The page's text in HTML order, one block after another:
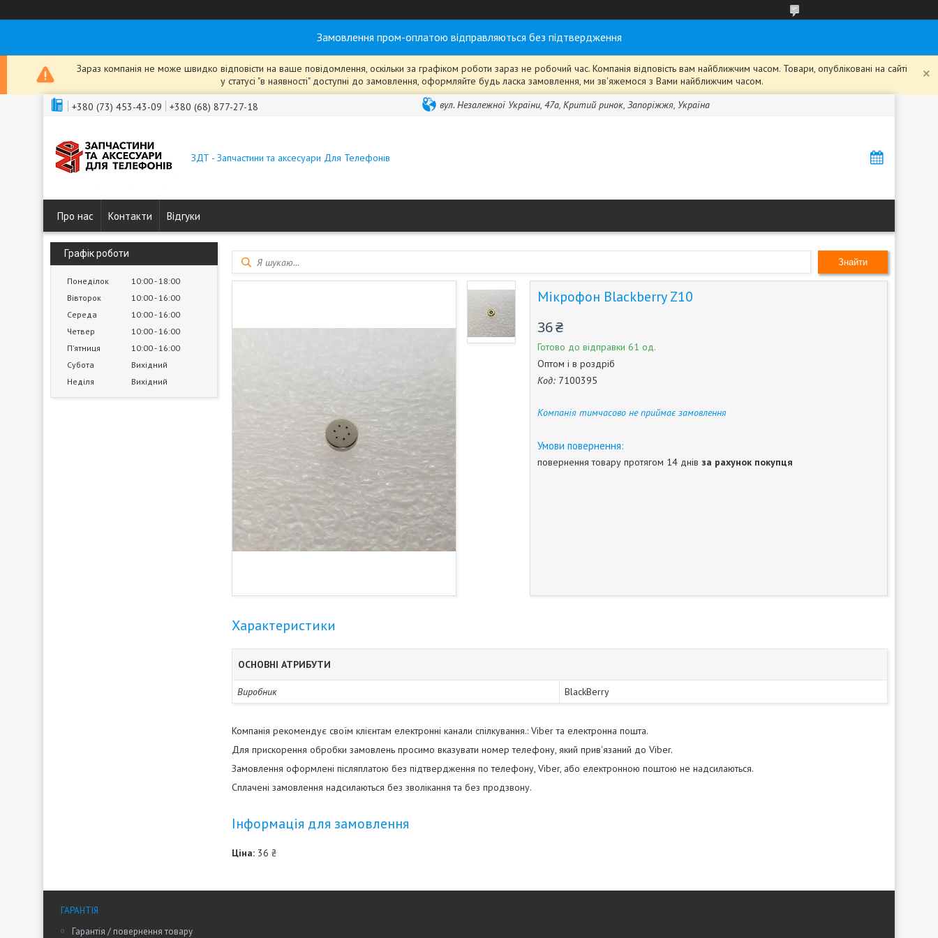
Замовлення пром-оплатою відправляються без підтвердження
Зараз компанія не може швидко відповісти на ваше повідомлення, оскільки за графіком роботи зараз не робочий час. Компанія відповість вам найближчим часом. Товари, опубліковані на сайті
у статусі "в наявності" доступні до замовлення, оформляйте будь ласка замовлення, ми зв'яжемося з Вами найближчим часом.
+380 (73) 453-43-09 +380 (68) 877-27-18 вул. Незалежної України, 47а, Критий ринок, Запоріжжя, Україна
ЗДТ - Запчастини та аксесуари Для Телефонів
Про нас Контакти Відгуки
Графік роботи
Понеділок 10:00 18:00
Вівторок
10:00 16:00
Середа
10:00 16:00
Четвер
10:00 16:00
Пʼятниця
10:00 16:00
Субота
Вихідний
Неділя
Вихідний
Знайти
Мікрофон Blackberry Z10
36 ₴
Готово до відправки 61 од.
Оптом і в роздріб
Код: 7100395
Компанія тимчасово не приймає замовлення
повернення товару протягом 14 днів за рахунок покупця
Характеристики
ОСНОВНІ АТРИБУТИ
Виробник BlackBerry
Компанія рекомендує своїм клієнтам електронні канали спілкування.: Viber та електронна пошта.
Для прискорення обробки замовлень просимо вказувати номер телефону, який прив'язаний до Viber.
Замовлення оформлені післяплатою без підтвердження по телефону, Viber, або електронною поштою не надсилаються.
Сплачені замовлення надсилаються без зволікання та без продзвону.
Інформація для замовлення
Ціна: 36 ₴
ГАРАНТІЯ
Гарантія / повернення товару